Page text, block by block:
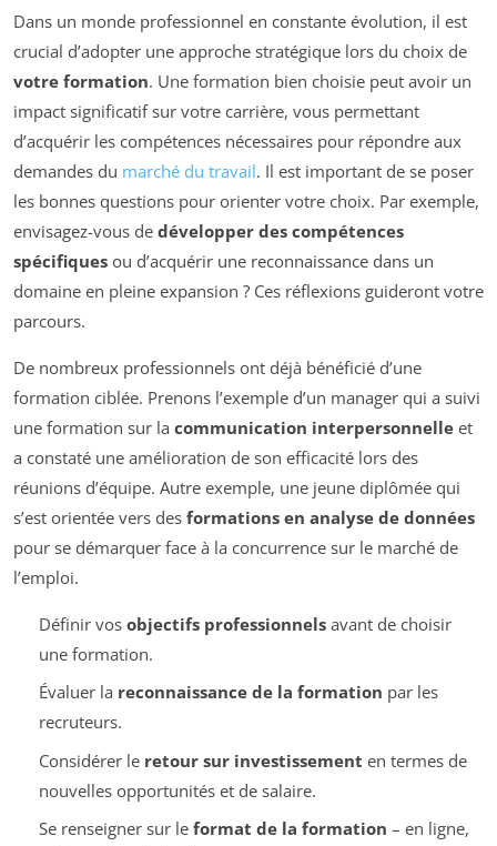
Dans un monde professionnel en constante évolution, il est
crucial d’adopter une approche stratégique lors du choix de
votre formation. Une formation bien choisie peut avoir un
impact significatif sur votre carrière, vous permettant
d’acquérir les compétences nécessaires pour répondre aux
demandes du marché du travail. Il est important de se poser
les bonnes questions pour orienter votre choix. Par exemple,
envisagez-vous de développer des compétences
spécifiques ou d’acquérir une reconnaissance dans un
domaine en pleine expansion ? Ces réflexions guideront votre
parcours.
De nombreux professionnels ont déjà bénéficié d’une
formation ciblée. Prenons l’exemple d’un manager qui a suivi
une formation sur la communication interpersonnelle et
a constaté une amélioration de son efficacité lors des
réunions d’équipe. Autre exemple, une jeune diplômée qui
s’est orientée vers des formations en analyse de données
pour se démarquer face à la concurrence sur le marché de
l’emploi.
Définir vos objectifs professionnelsavant de choisir
une formation.
Évaluer la reconnaissance de la formation par les
recruteurs.
Considérer le retour sur investissement en termes de
nouvelles opportunités et de salaire.
Se renseigner sur le format de la formation – en ligne,